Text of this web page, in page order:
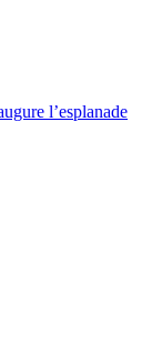
l’esplanade